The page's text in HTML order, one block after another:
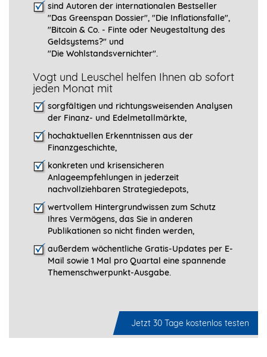
sind Autoren der internationalen Bestseller
"Das Greenspan Dossier", "Die Inflationsfalle",
"Bitcoin & Co. - Finte oder Neugestaltung des
Geldsystems?" und
"Die Wohlstandsvernichter".
Vogt und Leuschel helfen Ihnen ab sofort
jeden Monat mit
sorgfältigen und richtungsweisenden Analysen
der Finanz- und Edelmetallmärkte,
hochaktuellen Erkenntnissen aus der
Finanzgeschichte,
konkreten und krisensicheren
Anlageempfehlungen in jederzeit
nachvollziehbaren Strategiedepots,
wertvollem Hintergrundwissen zum Schutz
Ihres Vermögens, das Sie in anderen
Publikationen so nicht finden werden,
außerdem wöchentliche Gratis-Updates per E-
Mail sowie 1 Mal pro Quartal eine spannende
Themenschwerpunkt-­Ausgabe.
Jetzt 30 Tage kostenlos testen